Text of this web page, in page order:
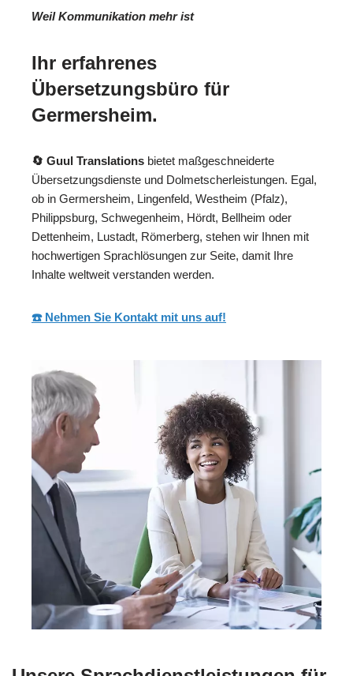
Weil Kommunikation mehr ist
Ihr erfahrenes
Übersetzungsbüro für
Germersheim.
🔄 Guul Translations bietet maßgeschneiderte
Übersetzungsdienste und Dolmetscherleistungen. Egal,
ob in Germersheim, Lingenfeld, Westheim (Pfalz),
Philippsburg, Schwegenheim, Hördt, Bellheim oder
Dettenheim, Lustadt, Römerberg, stehen wir Ihnen mit
hochwertigen Sprachlösungen zur Seite, damit Ihre
Inhalte weltweit verstanden werden.
☎️ Nehmen Sie Kontakt mit uns auf!